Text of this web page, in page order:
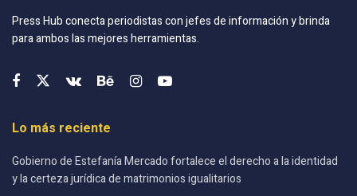
Press Hub conecta periodistas con jefes de información y brinda
para ambos las mejores herramientas.
Lo más reciente
Gobierno de Estefanía Mercado fortalece el derecho a la identidad
y la certeza jurídica de matrimonios igualitarios